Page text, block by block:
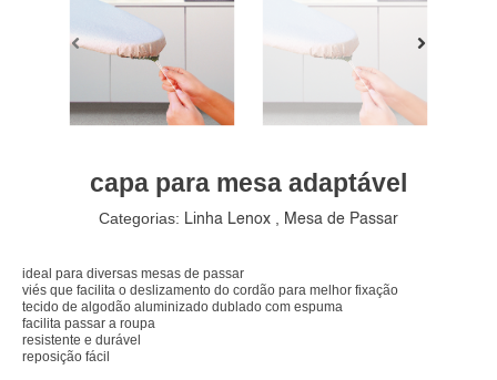
capa para mesa adaptável
Categorias: Linha Lenox Mesa de Passar
ideal para diversas mesas de passar
viés que facilita o deslizamento do cordão para melhor fixação
tecido de algodão aluminizado dublado com espuma
facilita passar a roupa
resistente e durável
reposição fácil